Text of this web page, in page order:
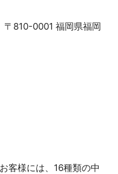
810-0001 福岡県福岡
客様には、16種類の中